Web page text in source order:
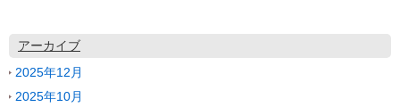
アーカイブ
2025年12月
2025年10月